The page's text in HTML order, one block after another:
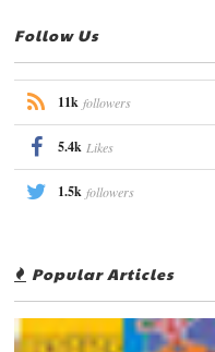
Follow Us
11k followers
5.4k Likes
1.5k followers
Popular Articles